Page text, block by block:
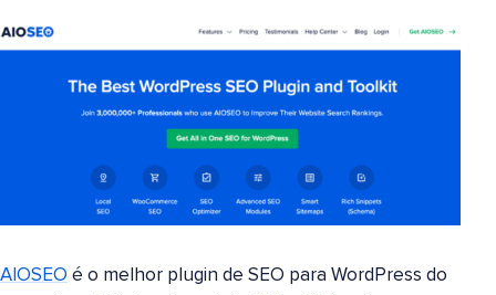
AIOSEO é o melhor plugin de SEO para WordPress do